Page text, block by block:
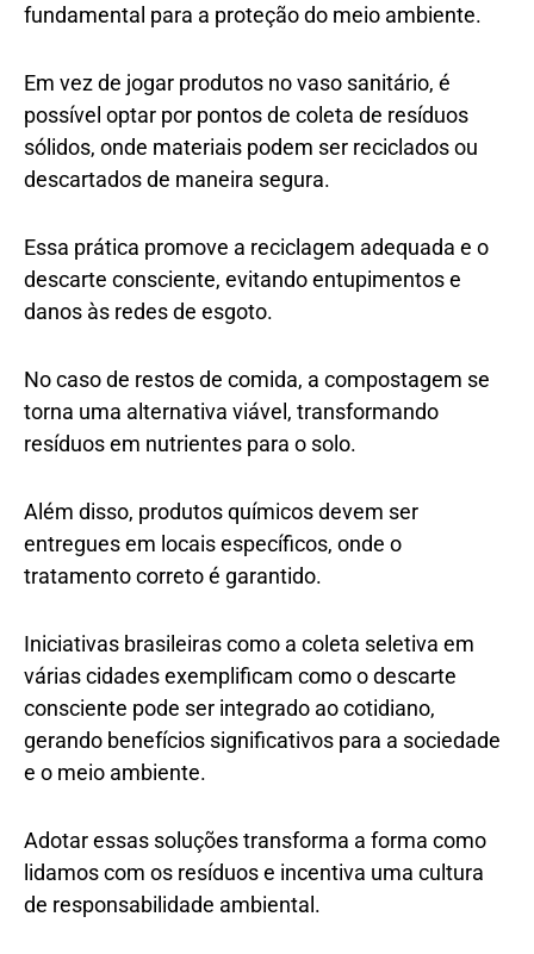
fundamental para a proteção do meio ambiente.
Em vez de jogar produtos no vaso sanitário, é
possível optar por pontos de coleta de resíduos
sólidos, onde materiais podem ser reciclados ou
descartados de maneira segura.
Essa prática promove a reciclagem adequada e o
descarte consciente, evitando entupimentos e
danos às redes de esgoto.
No caso de restos de comida, a compostagem se
torna uma alternativa viável, transformando
resíduos em nutrientes para o solo.
Além disso, produtos químicos devem ser
entregues em locais específicos, onde o
tratamento correto é garantido.
Iniciativas brasileiras como a coleta seletiva em
várias cidades exemplificam como o descarte
consciente pode ser integrado ao cotidiano,
gerando benefícios significativos para a sociedade
e o meio ambiente.
Adotar essas soluções transforma a forma como
lidamos com os resíduos e incentiva uma cultura
de responsabilidade ambiental.